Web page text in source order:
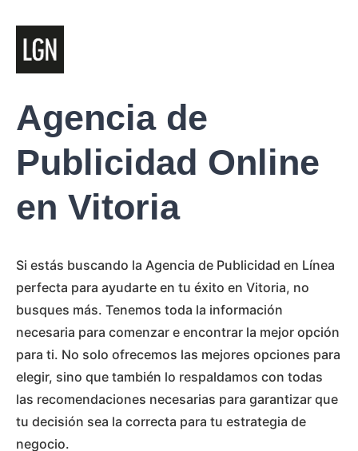
Agencia de
Publicidad Online
en Vitoria
Si estás buscando la Agencia de Publicidad en Línea
perfecta para ayudarte en tu éxito en Vitoria, no
busques más. Tenemos toda la información
necesaria para comenzar e encontrar la mejor opción
para ti. No solo ofrecemos las mejores opciones para
elegir, sino que también lo respaldamos con todas
las recomendaciones necesarias para garantizar que
tu decisión sea la correcta para tu estrategia de
negocio.